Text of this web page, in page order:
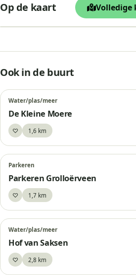
Op de kaart Volledige
De
−
Ook in de buurt
Water/plas/meer
De Kleine Moere
♡Bewaar1,6 km
Parkeren
Parkeren Grolloërveen
♡Bewaar1,7 km
Water/plas/meer
Hof van Saksen
♡Bewaar2,8 km